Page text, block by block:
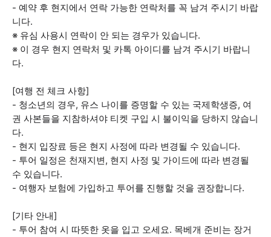
- 예약 후 현지에서 연락 가능한 연락처를 꼭 남겨 주시기 바랍
니다.
※ 유심 사용시 연락이 안 되는 경우가 있습니다.
※ 이 경우 현지 연락처 및 카톡 아이디를 남겨 주시기 바랍니
다.
[여행 전 체크 사항]
- 청소년의 경우, 유스 나이를 증명할 수 있는 국제학생증, 여
권 사본들을 지참하셔야 티켓 구입 시 불이익을 당하지 않습니
다.
- 현지 입장료 등은 현지 사정에 따라 변경될 수 있습니다.
- 투어 일정은 천재지변, 현지 사정 및 가이드에 따라 변경될
수 있습니다.
- 여행자 보험에 가입하고 투어를 진행할 것을 권장합니다.
[기타 안내]
- 투어 참여 시 따뜻한 옷을 입고 오세요. 목베개 준비는 장거